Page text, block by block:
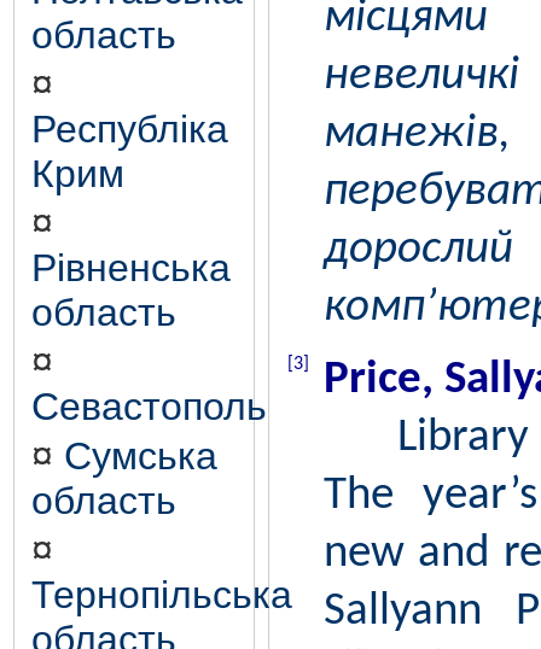
область
¤
Республіка
Крим
¤
Рівненська
область
¤
Севастополь
¤ Сумська
область
¤
Тернопільська
область
[3]
Price,
Library
The
new and
Sallyann